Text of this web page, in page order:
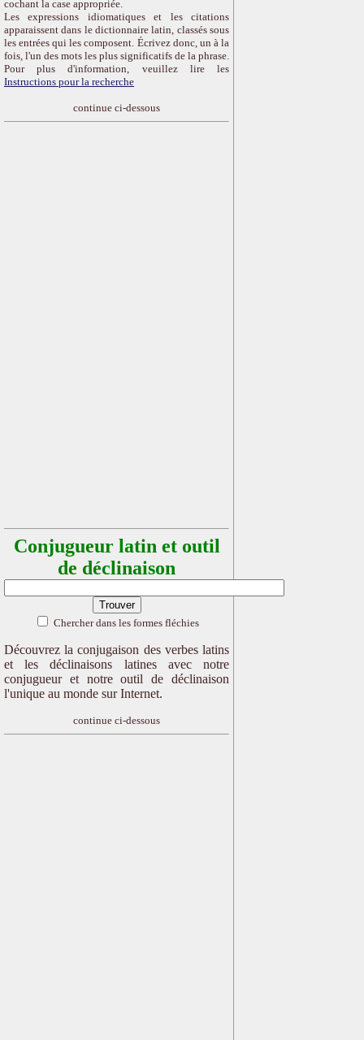
cochant la case appropriée.
Les expressions idiomatiques et les citations
apparaissent dans le dictionnaire latin, classés sous
les entrées qui les composent. Écrivez donc, un à la
fois, l'un des mots les plus significatifs de la phrase.
Pour plus d'information, veuillez lire les
Instructions pour la recherche
continue ci-dessous
Conjugueur latin et outil
de déclinaison
Chercher dans les formes fléchies
Découvrez la conjugaison des verbes latins
et les déclinaisons latines avec notre
conjugueur et notre outil de déclinaison
l'unique au monde sur Internet.
continue ci-dessous